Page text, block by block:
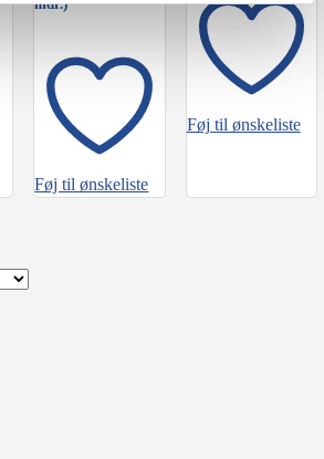
mdr.)
Føj til ønskeliste
Føj til ønskeliste